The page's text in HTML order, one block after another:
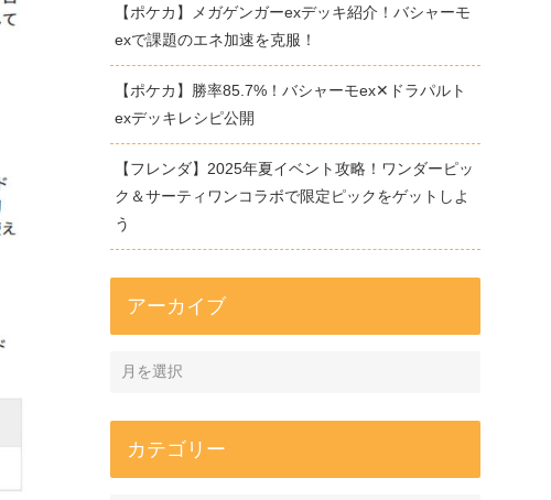
【ポケカ】メガゲンガーexデッキ紹介！バシャーモ
exで課題のエネ加速を克服！
【ポケカ】勝率85.7%！バシャーモex✕ドラパルト
exデッキレシピ公開
【フレンダ】2025年夏イベント攻略！ワンダーピッ
ク＆サーティワンコラボで限定ピックをゲットしよ
う
アーカイブ
カテゴリー